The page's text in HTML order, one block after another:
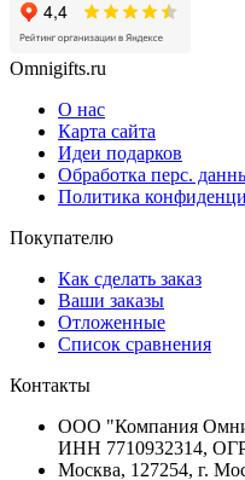
Omnigifts.ru
О нас
Карта сайта
Идеи подарков
Обработка перс.
Политика
Покупателю
Как сделать заказ
Ваши заказы
Отложенные
Список сравнения
Контакты
ООО "Компания
ИНН 7710932314,
Москва, 127254, г.